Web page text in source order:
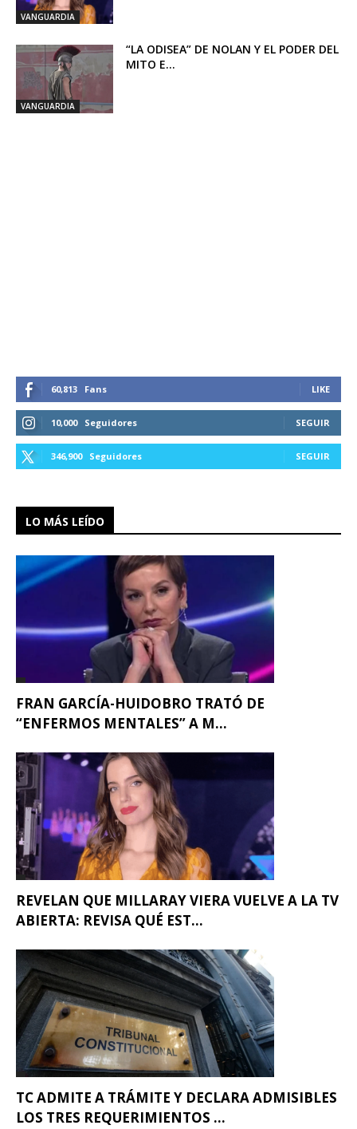
VANGUARDIA
VANGUARDIA
“LA ODISEA” DE NOLAN Y EL PODER DEL
MITO E...
60,813 Fans LIKE
10,000 Seguidores SEGUIR
346,900 Seguidores SEGUIR
LO MÁS LEÍDO
FRAN GARCÍA-HUIDOBRO TRATÓ DE
“ENFERMOS MENTALES” A M...
REVELAN QUE MILLARAY VIERA VUELVE A LA TV
ABIERTA: REVISA QUÉ EST...
TC ADMITE A TRÁMITE Y DECLARA ADMISIBLES
LOS TRES REQUERIMIENTOS ...